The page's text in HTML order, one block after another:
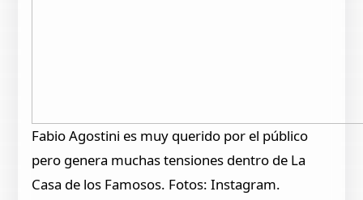
Fabio Agostini es muy querido por el público
pero genera muchas tensiones dentro de La
Casa de los Famosos. Fotos: Instagram.